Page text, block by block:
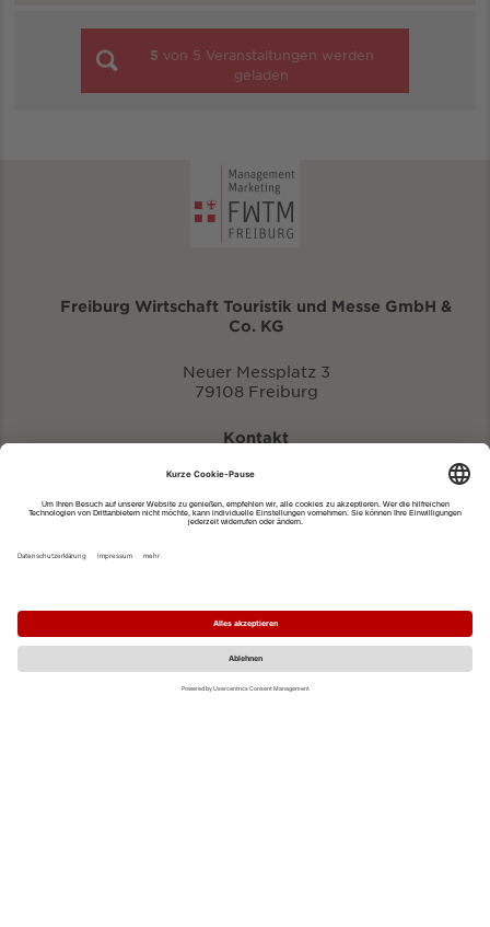
5 von 5 Veranstaltungen werden
geladen
Freiburg Wirtschaft Touristik und Messe GmbH &
Co. KG
Neuer Messplatz 3
79108 Freiburg
Kontakt
eventportal@fwtm.de
Impressum